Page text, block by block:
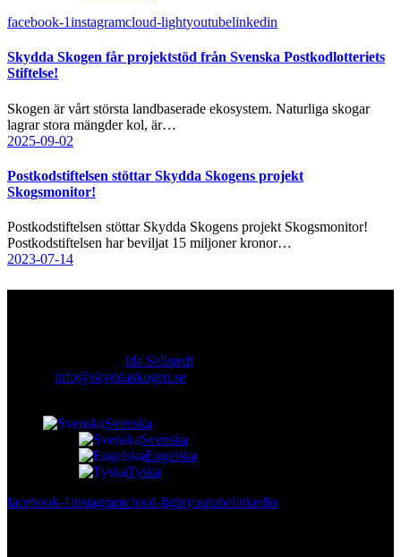
facebook-1instagramcloud-lightyoutubelinkedin
Skydda Skogen får projektstöd från Svenska Postkodlotteriets
Stiftelse!
Skogen är vårt största landbaserade ekosystem. Naturliga skogar
lagrar stora mängder kol, är…
2025-09-02
Postkodstiftelsen stöttar Skydda Skogens projekt
Skogsmonitor!
Postkodstiftelsen stöttar Skydda Skogens projekt Skogsmonitor!
Postkodstiftelsen har beviljat 15 miljoner kronor…
2023-07-14
Ida Sellstedt
info@skyddaskogen.se
Svenska
Svenska
Engelska
Tyska
facebook-1instagramcloud-lightyoutubelinkedin